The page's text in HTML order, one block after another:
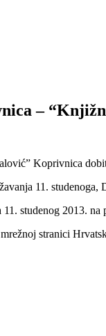
–
Koprivnica
11.
studenog 2013. na
stranici